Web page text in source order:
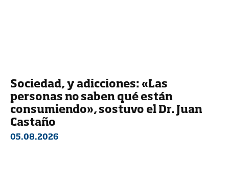
Sociedad, y adicciones: «Las
personas no saben qué están
consumiendo», sostuvo el Dr. Juan
Castaño
05.08.2026